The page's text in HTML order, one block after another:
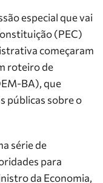
especial que vai
(PEC)
começaram
roteiro de
BA), que
públicas sobre o
série de
para
da Economia,